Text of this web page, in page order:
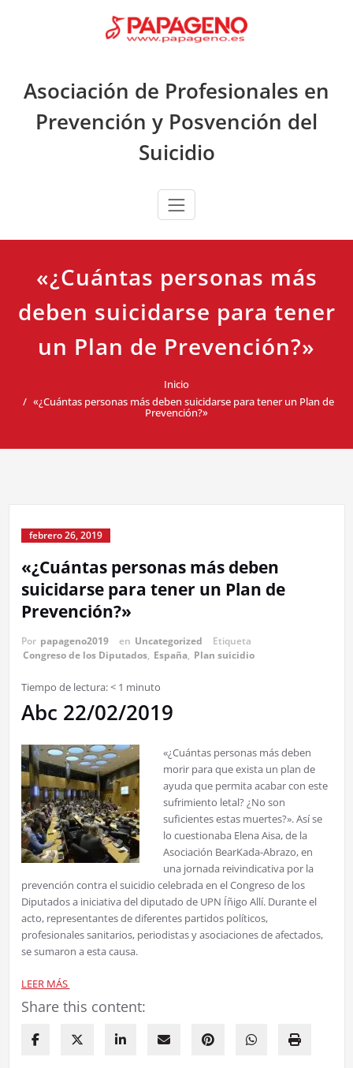
Asociación de Profesionales en
Prevención y Posvención del
Suicidio
«¿Cuántas personas más
deben suicidarse para tener
un Plan de Prevención?»
Inicio
«¿Cuántas personas más deben suicidarse para tener un Plan de
Prevención?»
febrero 26, 2019
«¿Cuántas personas más deben
suicidarse para tener un Plan de
Prevención?»
Por papageno2019 en Uncategorized
Etiqueta
Congreso de los Diputados, España, Plan suicidio
Tiempo de lectura:< 1 minuto
Abc 22/02/2019
«¿Cuántas personas más deben
morir para que exista un plan de
ayuda que permita acabar con este
sufrimiento letal? ¿No son
suficientes estas muertes?». Así se
lo cuestionaba Elena Aisa, de la
Asociación BearKada-Abrazo, en
una jornada reivindicativa por la
prevención contra el suicidio celebrada en el Congreso de los
Diputados a iniciativa del diputado de UPN Íñigo Allí. Durante el
acto, representantes de diferentes partidos políticos,
profesionales sanitarios, periodistas y asociaciones de afectados,
se sumaron a esta causa.
LEER MÁS
Share this content: